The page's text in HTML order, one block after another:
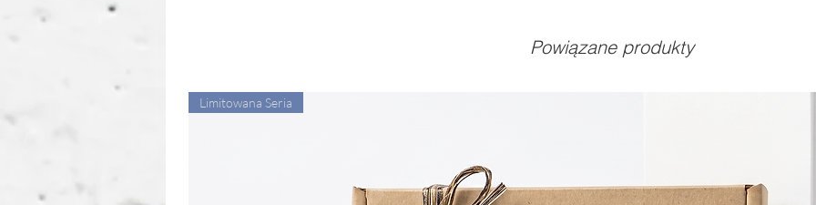
Powiązane produkty
Limitowana Seria